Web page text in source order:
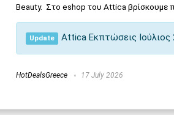
Beauty. Στο eshop του Attica βρίσκουμε
Update Attica Εκπτώσεις Ιούλιος
HotDealsGreece 17 July 2026